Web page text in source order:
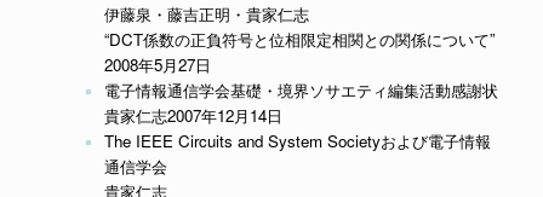
伊藤泉・藤吉正明・貴家仁志
“DCT係数の正負符号と位相限定相関との関係について”
2008年5月27日
電子情報通信学会基礎・境界ソサエティ編集活動感謝状
貴家仁志2007年12月14日
The IEEE Circuits and System Societyおよび電子情報
通信学会
貴家仁志